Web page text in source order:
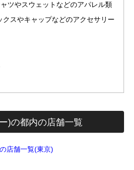
ツやスウェットなどのアパレル類
クスやキャップなどのアクセサリー
)の都内の店舗一覧
店舗一覧(東京)